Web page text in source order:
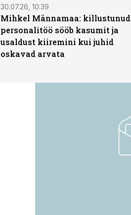
30.07.26, 10:39
Mihkel Männamaa: killustunud
personalitöö sööb kasumit ja
usaldust kiiremini kui juhid
oskavad arvata